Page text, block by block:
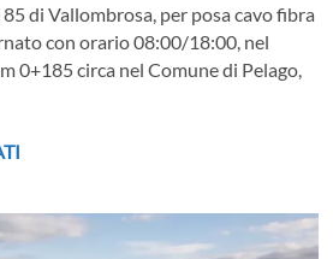
di Vallombrosa, per posa cavo fibra
con orario 08:00/18:00, nel
0+185 circa nel Comune di Pelago,